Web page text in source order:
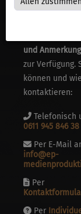
stehen wir
und
zur Verfügung.
können und
kontaktieren:
Telefonisch
0611 945 846 38
Per E-Mail
info@ep-
Per
Per